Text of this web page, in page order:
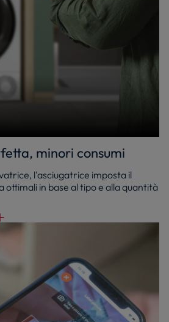
minori consumi
l'asciugatrice imposta il
ottimali in base al tipo e alla quantità